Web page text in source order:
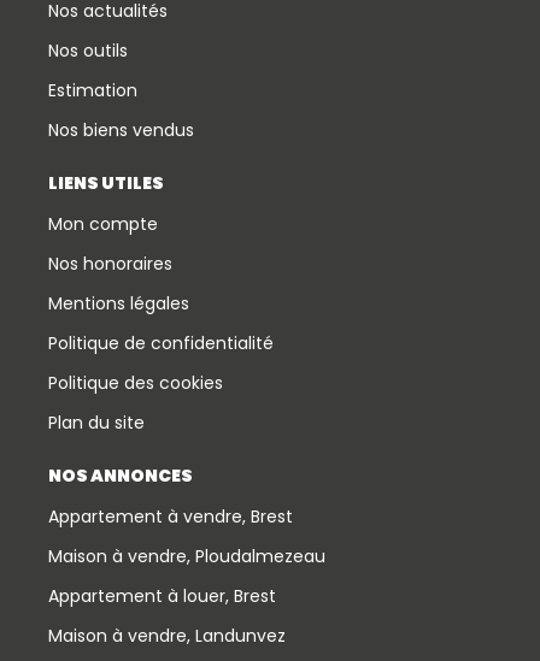
Nos actualités
Nos outils
Estimation
Nos biens vendus
LIENS UTILES
Mon compte
Nos honoraires
Mentions légales
Politique de confidentialité
Politique des cookies
Plan du site
NOS ANNONCES
Appartement à vendre, Brest
Maison à vendre, Ploudalmezeau
Appartement à louer, Brest
Maison à vendre, Landunvez